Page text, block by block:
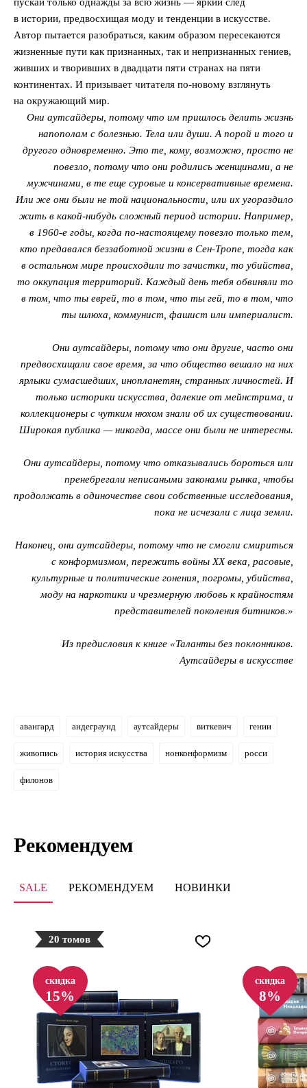
в истории, предвосхищая моду и тенденции в искусстве.
Автор пытается разобраться, каким образом пересекаются
жизненные пути как признанных, так и непризнанных гениев,
живших и творивших в двадцати пяти странах на пяти
континентах. И призывает читателя по-новому взглянуть
на окружающий мир.
Они аутсайдеры, потому что им пришлось делить жизнь
напополам с болезнью. Тела или души. А порой и того и
другого одновременно. Это те, кому, возможно, просто не
повезло, потому что они родились женщинами, а не
мужчинами, в те еще суровые и консервативные времена.
Или же они были не той национальности, или их угораздило
жить в какой-нибудь сложный период истории. Например,
в 1960-е годы, когда по-настоящему повезло только тем,
кто предавался беззаботной жизни в Сен-Тропе, тогда как
в остальном мире происходили то зачистки, то убийства,
то оккупация территорий. Каждый день тебя обвиняли то
в том, что ты еврей, то в том, что ты гей, то в том, что
ты шлюха, коммунист, фашист или империалист.
Они аутсайдеры, потому что они другие, часто они
предвосхищали свое время, за что общество вешало на них
ярлыки сумасшедших, инопланетян, странных личностей. И
только историки искусства, далекие от мейнстрима, и
коллекционеры с чутким нюхом знали об их существовании.
Широкая публика — никогда, массе они были не интересны.
Они аутсайдеры, потому что отказывались бороться или
пренебрегали неписаными законами рынка, чтобы
продолжать в одиночестве свои собственные исследования,
пока не исчезали с лица земли.
Наконец, они аутсайдеры, потому что не смогли смириться
с конформизмом, пережить войны XX века, расовые,
культурные и политические гонения, погромы, убийства,
моду на наркотики и чрезмерную любовь к крайностям
представителей поколения битников.»
Из предисловия к книге «Таланты без поклонников.
Аутсайдеры в искусстве
авангард андеграунд аутсайдеры виткевич гении
живопись история искусства нонконформизм росси
филонов
Рекомендуем
SALE РЕКОМЕНДУЕМ НОВИНКИ
20 томов
скидка
15%
скидка
8%